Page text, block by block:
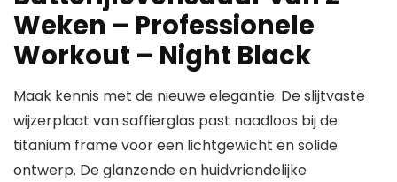
Weken – Professionele
Workout – Night Black
Maak kennis met de nieuwe elegantie. De slijtvaste
wijzerplaat van saffierglas past naadloos bij de
titanium frame voor een lichtgewicht en solide
ontwerp. De glanzende en huidvriendelijke